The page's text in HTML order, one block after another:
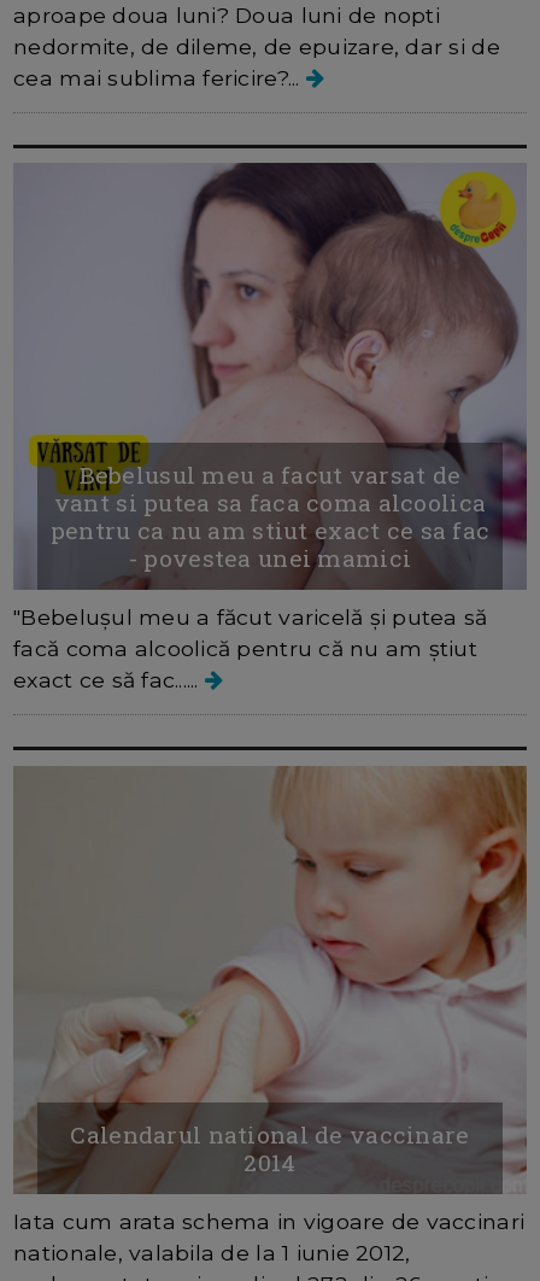
aproape doua luni? Doua luni de nopti
nedormite, de dileme, de epuizare, dar si de
cea mai sublima fericire?...
Bebelusul meu a facut varsat de
vant si putea sa faca coma alcoolica
pentru ca nu am stiut exact ce sa fac
- povestea unei mamici
"Bebelușul meu a făcut varicelă și putea să
facă coma alcoolică pentru că nu am știut
exact ce să fac......
Calendarul national de vaccinare
2014
Iata cum arata schema in vigoare de vaccinari
nationale, valabila de la 1 iunie 2012,